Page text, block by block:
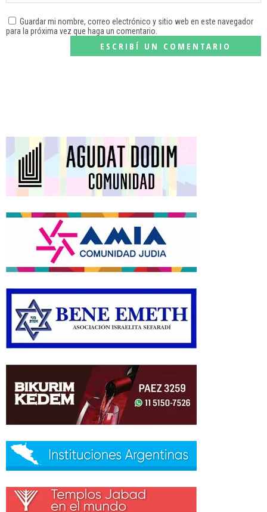
Guardar mi nombre, correo electrónico y sitio web en este navegador
para la próxima vez que haga un comentario.